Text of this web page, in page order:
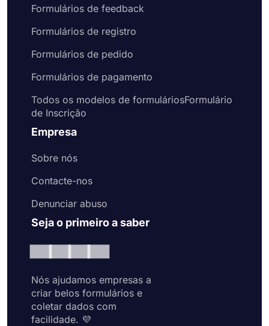
Formulários de feedback
Formulários de registro
Formulários de pedido
Formulários de pagamento
Todos os modelos de formuláriosFormulário
de Inscrição
Empresa
Sobre nós
Contacte-nos
Denunciar abuso
Seja o primeiro a saber
Nós ajudamos empresas a
criar belos formulários e
coletar dados com
facilidade. 💜